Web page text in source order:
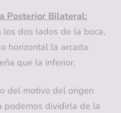
Posterior Bilateral:
los dos lados de la boca,
horizontal la arcada
que la inferior.
del motivo del origen
podemos dividirla de la